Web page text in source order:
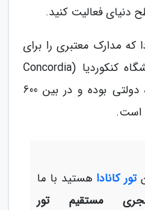
فعالیت کنید.
که مدارک معتبری را برای
دانشجویان ارائه می دهد، دانشگاه کنکوردیا (Concordia
University) است. این دانشگاه دولتی بوده و در بین 600
است.
تور کانادا هستید با ما
مستقیم تور